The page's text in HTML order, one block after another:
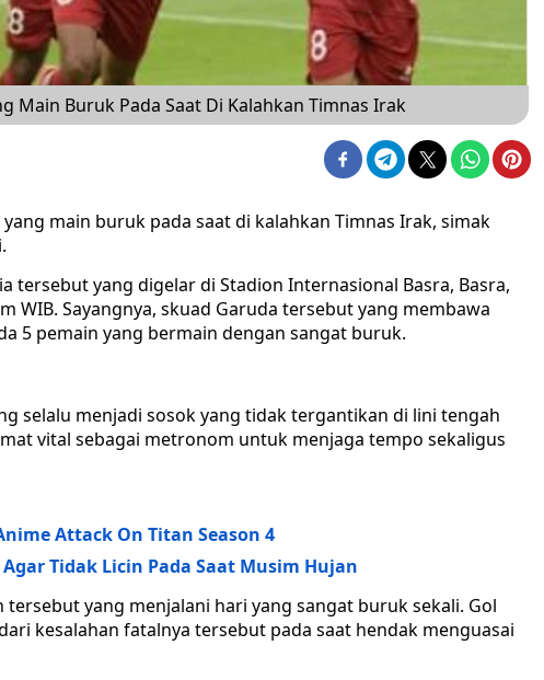
Main Buruk Pada Saat Di Kalahkan Timnas Irak
main buruk pada saat di kalahkan Timnas Irak, simak
tersebut yang digelar di Stadion Internasional Basra, Basra,
WIB. Sayangnya, skuad Garuda tersebut yang membawa
5 pemain yang bermain dengan sangat buruk.
selalu menjadi sosok yang tidak tergantikan di lini tengah
vital sebagai metronom untuk menjaga tempo sekaligus
Attack On Titan Season 4
Tidak Licin Pada Saat Musim Hujan
tersebut yang menjalani hari yang sangat buruk sekali. Gol
kesalahan fatalnya tersebut pada saat hendak menguasai